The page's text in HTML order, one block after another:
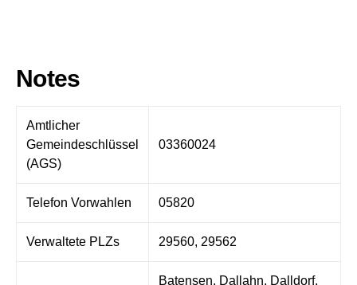
Notes
Amtlicher
Gemeindeschlüssel
(AGS)
03360024
Telefon Vorwahlen 05820
Verwaltete PLZs 29560, 29562
Batensen, Dallahn, Dalldorf,